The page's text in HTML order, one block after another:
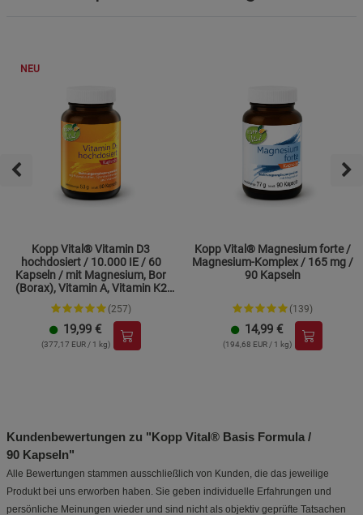
NEU
Kopp Vital® Vitamin D3
hochdosiert / 10.000 IE / 60
Kapseln / mit Magnesium, Bor
(Borax), Vitamin A, Vitamin K2
und Zink
(257)
19,99 €
(377,17 EUR / 1 kg)
Kopp Vital® Magnesium forte /
Magnesium-Komplex / 165 mg /
90 Kapseln
(139)
14,99 €
(194,68 EUR / 1 kg)
Kundenbewertungen zu "Kopp Vital® Basis Formula /
90 Kapseln"
Alle Bewertungen stammen ausschließlich von Kunden, die das jeweilige
Produkt bei uns erworben haben. Sie geben individuelle Erfahrungen und
persönliche Meinungen wieder und sind nicht als objektiv geprüfte Tatsachen